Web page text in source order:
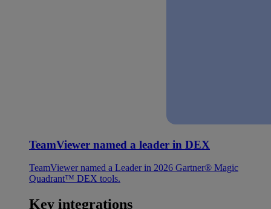
TeamViewer named a leader in DEX
TeamViewer named a Leader in 2026 Gartner® Magic
Quadrant™ DEX tools.
Key integrations